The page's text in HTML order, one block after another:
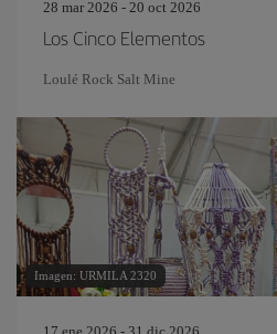
28 mar 2026 - 20 oct 2026
Los Cinco Elementos
Loulé Rock Salt Mine
Imagen: URMILA 2320